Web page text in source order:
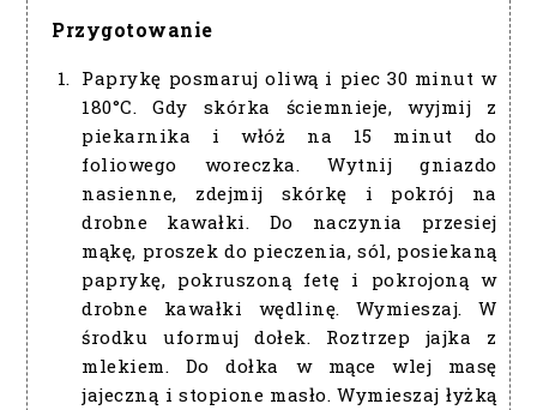
Przygotowanie
Paprykę posmaruj oliwą i piec 30 minut w
180°C. Gdy skórka ściemnieje, wyjmij z
piekarnika i włóż na 15 minut do
foliowego woreczka. Wytnij gniazdo
nasienne, zdejmij skórkę i pokrój na
drobne kawałki. Do naczynia przesiej
mąkę, proszek do pieczenia, sól, posiekaną
paprykę, pokruszoną fetę i pokrojoną w
drobne kawałki wędlinę. Wymieszaj. W
środku uformuj dołek. Roztrzep jajka z
mlekiem. Do dołka w mące wlej masę
jajeczną i stopione masło. Wymieszaj łyżką